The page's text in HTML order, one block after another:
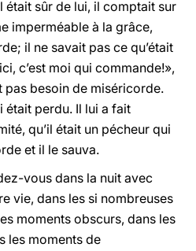
était sûr de lui, il comptait sur
imperméable à la grâce,
il ne savait pas ce qu’était
c’est moi qui commande!»,
pas besoin de miséricorde.
était perdu. Il lui a fait
qu’il était un pécheur qui
et il le sauva.
vous dans la nuit avec
vie, dans les si nombreuses
moments obscurs, dans les
les moments de